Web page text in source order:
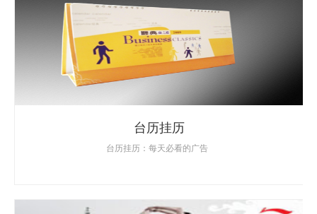
台历挂历
台历挂历：每天必看的广告